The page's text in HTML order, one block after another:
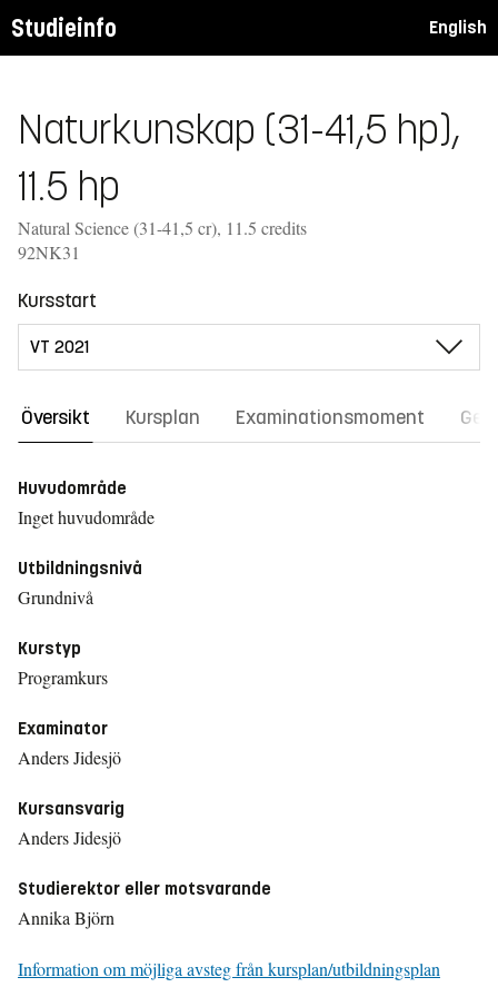
Studieinfo English
Naturkunskap (31-41,5 hp),
11.5 hp
Natural Science (31-41,5 cr), 11.5 credits
92NK31
Kursstart
Översikt Kursplan Examinationsmoment
Huvudområde
Inget huvudområde
Utbildningsnivå
Grundnivå
Kurstyp
Programkurs
Examinator
Anders Jidesjö
Kursansvarig
Anders Jidesjö
Studierektor eller motsvarande
Annika Björn
Information om möjliga avsteg från kursplan/utbildningsplan